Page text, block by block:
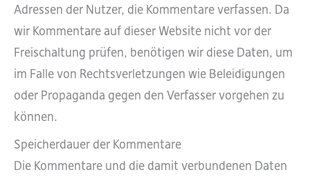
Adressen der Nutzer, die Kommentare verfassen. Da
wir Kommentare auf dieser Website nicht vor der
Freischaltung prüfen, benötigen wir diese Daten, um
im Falle von Rechtsverletzungen wie Beleidigungen
oder Propaganda gegen den Verfasser vorgehen zu
können.
Speicherdauer der Kommentare
Die Kommentare und die damit verbundenen Daten